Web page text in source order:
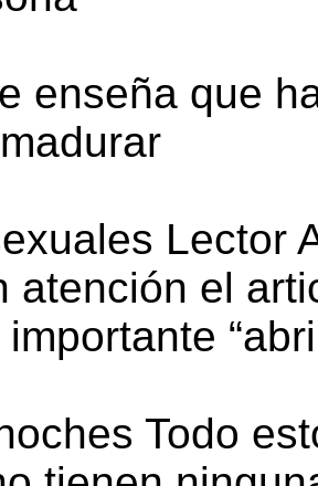
enseña que
Lector
atención el
Todo